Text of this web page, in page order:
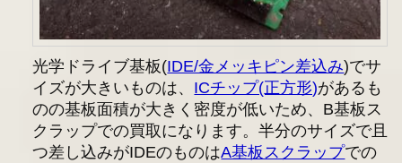
光学ドライブ基板(IDE/金メッキピン差込み)でサ
イズが大きいものは、 ICチップ(正方形)があるも
のの基板面積が大きく密度が低いため、B基板ス
クラップでの買取になります。半分のサイズで且
つ差し込みがIDEのものはA基板スクラップでの